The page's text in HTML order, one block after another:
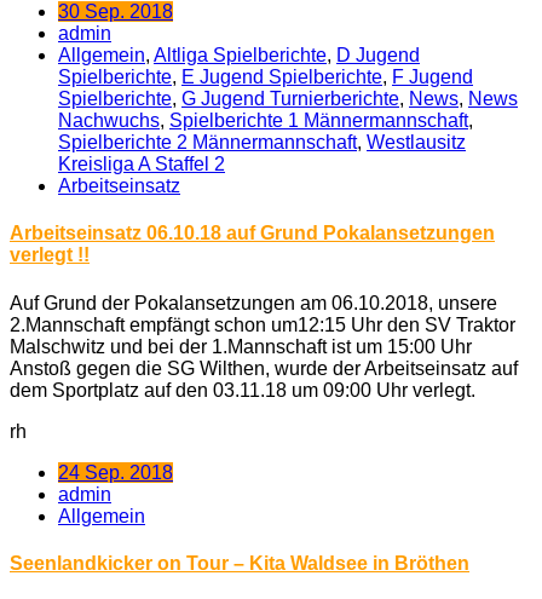
30 Sep. 2018
admin
Allgemein, Altliga Spielberichte, D Jugend
Spielberichte, E Jugend Spielberichte, F Jugend
Spielberichte, G Jugend Turnierberichte, News, News
Nachwuchs, Spielberichte 1 Männermannschaft,
Spielberichte 2 Männermannschaft, Westlausitz
Kreisliga A Staffel 2
Arbeitseinsatz
Arbeitseinsatz 06.10.18 auf Grund Pokalansetzungen
verlegt !!
Auf Grund der Pokalansetzungen am 06.10.2018, unsere
2.Mannschaft empfängt schon um12:15 Uhr den SV Traktor
Malschwitz und bei der 1.Mannschaft ist um 15:00 Uhr
Anstoß gegen die SG Wilthen, wurde der Arbeitseinsatz auf
dem Sportplatz auf den 03.11.18 um 09:00 Uhr verlegt.
rh
24 Sep. 2018
admin
Allgemein
Seenlandkicker on Tour – Kita Waldsee in Bröthen